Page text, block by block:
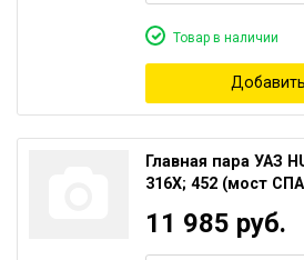
Товар в наличии
Главная пара УАЗ
316Х; 452 (мост
11 985 руб.